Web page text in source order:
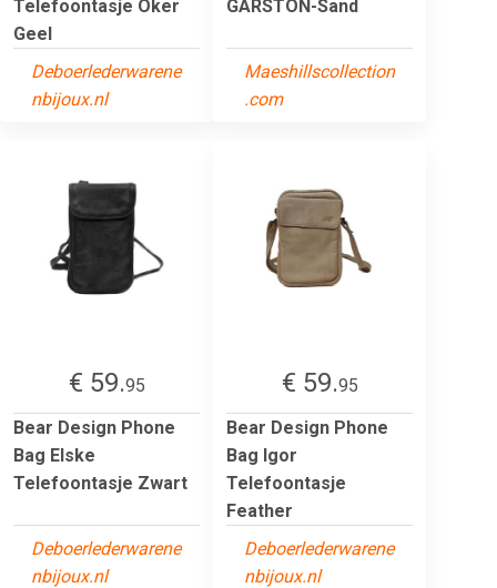
Telefoontasje Oker
Geel
Deboerlederwarene
nbijoux.nl
GARSTON-Sand
Maeshillscollection
.com
€ 59.95
Bear Design Phone
Bag Elske
Telefoontasje Zwart
Deboerlederwarene
nbijoux.nl
€ 59.95
Bear Design Phone
Bag Igor
Telefoontasje
Feather
Deboerlederwarene
nbijoux.nl